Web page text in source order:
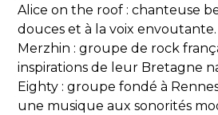
Alice on the roof : chanteuse
douces et à la voix envoutante.
Merzhin : groupe de rock
inspirations de leur Bretagne
Eighty : groupe fondé à
une musique aux sonorités